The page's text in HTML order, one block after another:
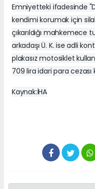
Emniyetteki ifadesinde
kendimi korumak için
çıkarıldığı mahkemece
arkadaşı Ü. K. ise adli
plakasız motosiklet
709 lira idari para cezası
Kaynak:İHA